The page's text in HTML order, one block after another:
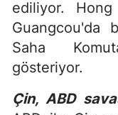
ediliyor.
Guangcou'da
Saha
gösteriyor.
Çin, ABD